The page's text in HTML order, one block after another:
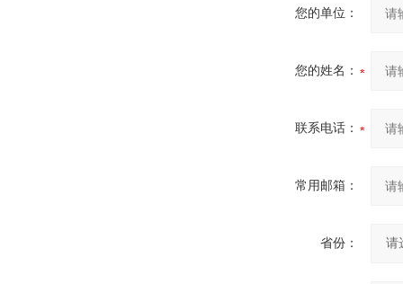
您的单位：
您的姓名：
联系电话：
常用邮箱：
省份：